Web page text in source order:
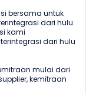
bersama untuk
dari hulu
kami
dari hulu
mulai dari
kemitraan